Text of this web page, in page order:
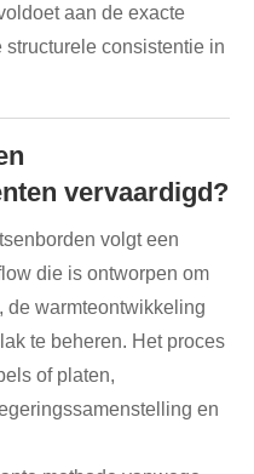
aan de exacte
consistentie in
vervaardigd?
volgt een
die is ontworpen om
de warmteontwikkeling
te beheren. Het proces
of platen,
en